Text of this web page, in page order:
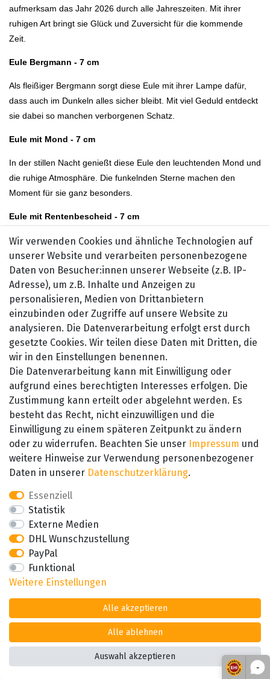
-
aufmerksam das Jahr 2026 durch alle Jahreszeiten. Mit ihrer
ruhigen Art bringt sie Glück und Zuversicht für die kommende
Zeit.
Eule Bergmann - 7 cm
Als fleißiger Bergmann sorgt diese Eule mit ihrer Lampe dafür,
dass auch im Dunkeln alles sicher bleibt. Mit viel Geduld entdeckt
sie dabei so manchen verborgenen Schatz.
Eule mit Mond - 7 cm
In der stillen Nacht genießt diese Eule den leuchtenden Mond und
die ruhige Atmosphäre. Die funkelnden Sterne machen den
Moment für sie ganz besonders.
Eule mit Rentenbescheid - 7 cm
Diese Eule freut sich über ihren Rentenbescheid und startet
entspannt in einen neuen Lebensabschnitt. Nun hat sie viel Zeit,
die schönen Dinge des Lebens zu genießen.
Eule mit Schneemann - 7 cm
Im Winter verbringt diese Eule fröhliche Stunden mit ihrem
Schneemann im kalten Schnee. Warm eingepackt genießt sie die
frostige Luft und das leise Knirschen unter den Füßen.
Eule mit Weihnachtsbaum - 7 cm
Zur Weihnachtszeit schmückt diese Eule ihren Baum und sorgt für
eine gemütliche, festliche Stimmung. Mit funkelnden Lichtern freut
sie sich auf besinnliche Feiertage.
Zusätzliche Dekoration
Um ihre Sammlung zu vervollständigen und den süßen Vögeln
Dekorationen für die Mini Eulen erwerben:
Liegestuhl
Es könnte für die Eulen nichts Schöneres geben, als im Sommer
die Sonne zu genießen. Das geht natürlich am Besten auf ihrem
eigenen Liegestuhl - jetzt noch ein gutes Buch und der Tag ist
Höhe ca. 8cm
Wohnwagen
Mit dem Wohnwagen zu verreisen ist für die Eulen immer wieder
Wir verwenden Cookies und ähnliche Technologien auf
unserer Website und verarbeiten personenbezogene
Daten von Besucher:innen unserer Webseite (z.B. IP-
Adresse), um z.B. Inhalte und Anzeigen zu
personalisieren, Medien von Drittanbietern
einzubinden oder Zugriffe auf unsere Website zu
analysieren. Die Datenverarbeitung erfolgt erst durch
gesetzte Cookies. Wir teilen diese Daten mit Dritten, die
wir in den Einstellungen benennen.
Die Datenverarbeitung kann mit Einwilligung oder
aufgrund eines berechtigten Interesses erfolgen. Die
Zustimmung kann erteilt oder abgelehnt werden. Es
besteht das Recht, nicht einzuwilligen und die
Einwilligung zu einem späteren Zeitpunkt zu ändern
oder zu widerrufen. Beachten Sie unser Impressum und
weitere Hinweise zur Verwendung personenbezogener
Daten in unserer Daten­schutz­erklärung.
Essenziell
Statistik
Externe Medien
DHL Wunschzustellung
PayPal
Funktional
Weitere Einstellungen
Alle akzeptieren
Alle ablehnen
Auswahl akzeptieren